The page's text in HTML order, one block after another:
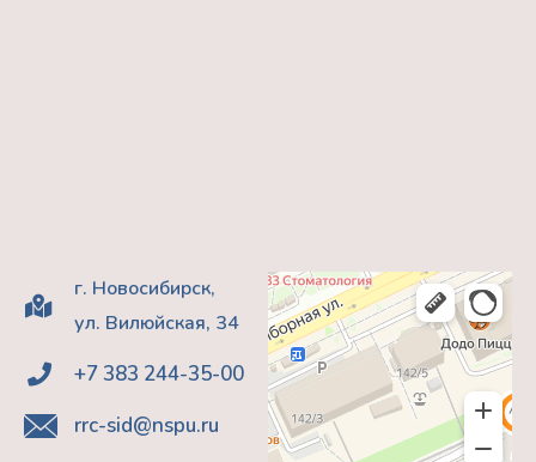
г. Новосибирск,
ул. Вилюйская, 34
+7 383 244-35-00
rrc-sid@nspu.ru